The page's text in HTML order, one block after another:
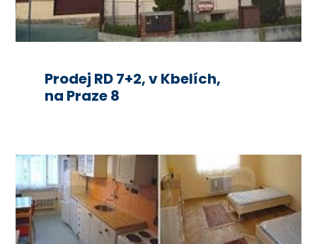
Prodej RD 7+2, v Kbelích,
na Praze 8